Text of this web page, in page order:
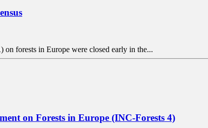
forests in Europe were closed early in the...
on Forests in Europe (INC-Forests 4)